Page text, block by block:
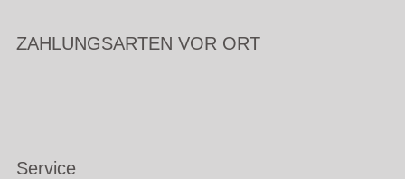
ZAHLUNGSARTEN VOR ORT
Service